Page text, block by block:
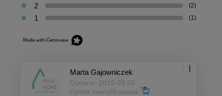
2 (2)
1 (1)
Marta Gajowniczek
Dodano: 2019-03-06
Opinia zweryfikowana